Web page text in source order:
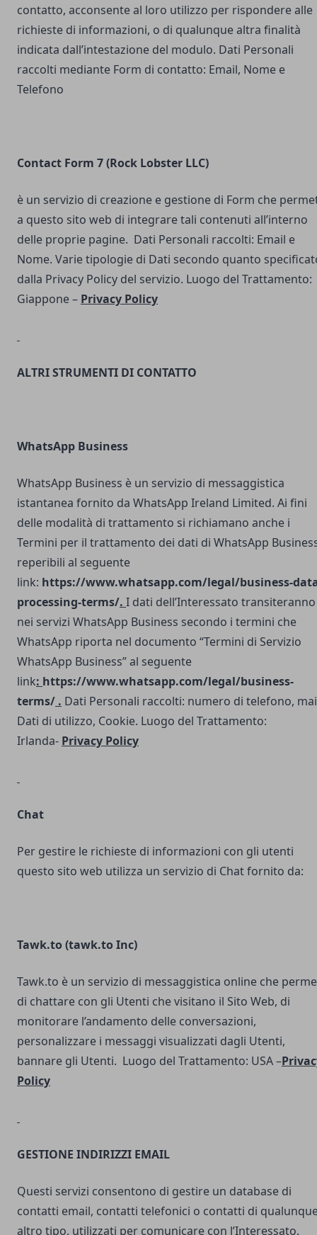
contatto, acconsente al loro utilizzo per rispondere alle
richieste di informazioni, o di qualunque altra finalità
indicata dall’intestazione del modulo. Dati Personali
raccolti mediante Form di contatto: Email, Nome e
Telefono
Contact Form 7 (Rock Lobster LLC)
è un servizio di creazione e gestione di Form che
a questo sito web di integrare tali contenuti all’interno
delle proprie pagine. Dati Personali raccolti: Email e
Nome. Varie tipologie di Dati secondo quanto
dalla Privacy Policy del servizio. Luogo del Trattamento:
Giappone – Privacy Policy
ALTRI STRUMENTI DI CONTATTO
WhatsApp Business
WhatsApp Business è un servizio di messaggistica
istantanea fornito da WhatsApp Ireland Limited. Ai fini
delle modalità di trattamento si richiamano anche i
Termini per il trattamento dei dati di WhatsApp
reperibili al seguente
link: https://www.whatsapp.com/legal/business-
processing-terms/. I dati dell’Interessato transiteranno
nei servizi WhatsApp Business secondo i termini che
WhatsApp riporta nel documento “Termini di Servizio
WhatsApp Business” al seguente
link: https://www.whatsapp.com/legal/business-
terms/ . Dati Personali raccolti: numero di telefono,
Dati di utilizzo, Cookie. Luogo del Trattamento:
Irlanda- Privacy Policy
Chat
Per gestire le richieste di informazioni con gli utenti
questo sito web utilizza un servizio di Chat fornito da:
Tawk.to (tawk.to Inc)
Tawk.to è un servizio di messaggistica online che
di chattare con gli Utenti che visitano il Sito Web, di
monitorare l’andamento delle conversazioni,
personalizzare i messaggi visualizzati dagli Utenti,
bannare gli Utenti. Luogo del Trattamento: USA –
Policy
GESTIONE INDIRIZZI EMAIL
Questi servizi consentono di gestire un database di
contatti email, contatti telefonici o contatti di
altro tipo, utilizzati per comunicare con l’Interessato.